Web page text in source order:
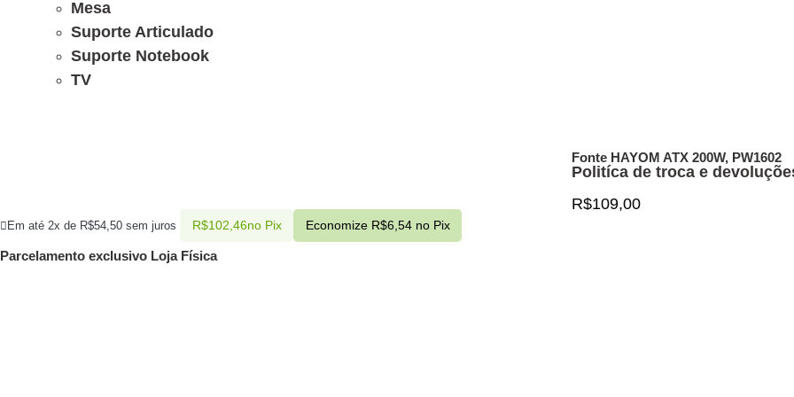
Mesa
Suporte Articulado
Suporte Notebook
TV
Fonte HAYOM ATX 200W, PW1602
Politíca de troca e
R$109,00
Em até 2x de R$54,50 sem juros R$102,46no Pix Economize R$6,54no Pix
Parcelamento exclusivo Loja Física